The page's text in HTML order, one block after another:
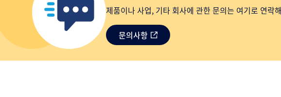
제품이나 사업, 기타 회사에 관한 문의는 여기로 연락
문의사항